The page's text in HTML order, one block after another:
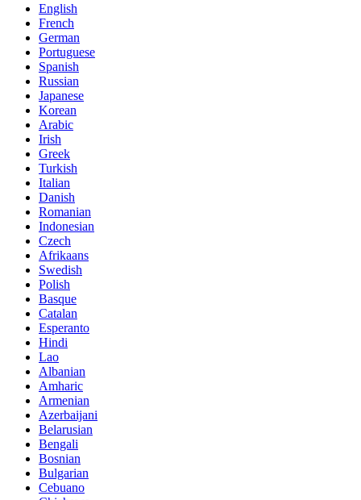
English
French
German
Portuguese
Spanish
Russian
Japanese
Korean
Arabic
Irish
Greek
Turkish
Italian
Danish
Romanian
Indonesian
Czech
Afrikaans
Swedish
Polish
Basque
Catalan
Esperanto
Hindi
Lao
Albanian
Amharic
Armenian
Azerbaijani
Belarusian
Bengali
Bosnian
Bulgarian
Cebuano